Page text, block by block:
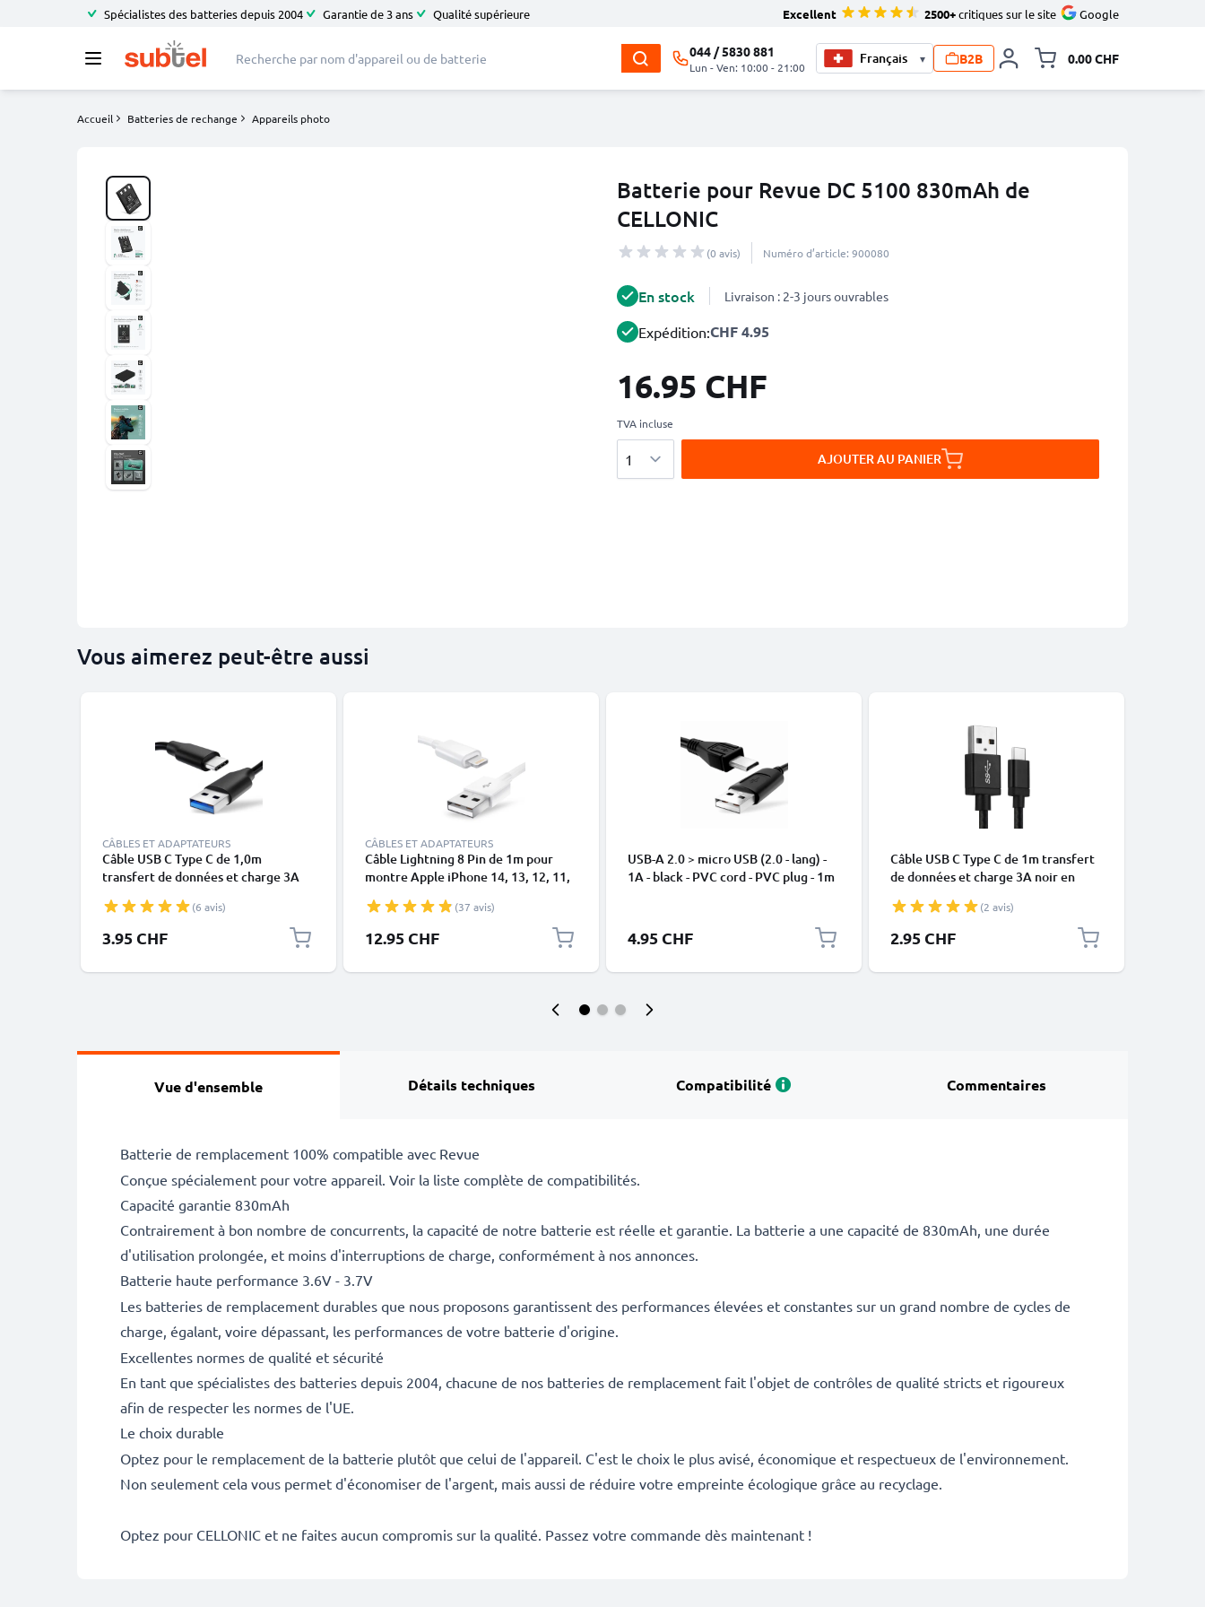
Spécialistes des batteries depuis 2004 Garantie de 3 ans Qualité supérieure Excellent 2500+critiques sur le site Google
044 / 5830 881
Lun - Ven: 10:00 - 21:00
▾ B2B 0.00 CHF
Accueil Batteries de rechange Appareils photo
Batterie pour Revue DC 5100 830mAh de
CELLONIC
(0 avis) Numéro d’article: 900080
En stock Livraison : 2-3 jours ouvrables
Expédition:CHF 4.95
16.95 CHF
TVA incluse
AJOUTER AU PANIER
Vous aimerez peut-être aussi
CÂBLES ET ADAPTATEURS
Câble USB C Type C de 1,0m
transfert de données et charge 3A
(6 avis)
3.95 CHF
CÂBLES ET ADAPTATEURS
Câble Lightning 8 Pin de 1m pour
montre Apple iPhone 14, 13, 12, 11,
blanc en
(37 avis)
12.95 CHF
USB-A 2.0 > micro USB (2.0 - lang) -
1A - black - PVC cord - PVC plug - 1m
4.95 CHF
Câble USB C Type C de 1m transfert
de données et charge 3A noir en
(2 avis)
2.95 CHF
Vue d'ensemble Détails techniques Compatibilité Commentaires
Batterie de remplacement 100% compatible avec Revue
Conçue spécialement pour votre appareil. Voir la liste complète de compatibilités.
Capacité garantie 830mAh
Contrairement à bon nombre de concurrents, la capacité de notre batterie est réelle et garantie. La batterie a une capacité de 830mAh, une durée
d'utilisation prolongée, et moins d'interruptions de charge, conformément à nos annonces.
Batterie haute performance 3.6V - 3.7V
Les batteries de remplacement durables que nous proposons garantissent des performances élevées et constantes sur un grand nombre de cycles de
charge, égalant, voire dépassant, les performances de votre batterie d'origine.
Excellentes normes de qualité et sécurité
En tant que spécialistes des batteries depuis 2004, chacune de nos batteries de remplacement fait l'objet de contrôles de qualité stricts et rigoureux
afin de respecter les normes de l'UE.
Le choix durable
Optez pour le remplacement de la batterie plutôt que celui de l'appareil. C'est le choix le plus avisé, économique et respectueux de l'environnement.
Non seulement cela vous permet d'économiser de l'argent, mais aussi de réduire votre empreinte écologique grâce au recyclage.
Optez pour CELLONIC et ne faites aucun compromis sur la qualité. Passez votre commande dès maintenant !